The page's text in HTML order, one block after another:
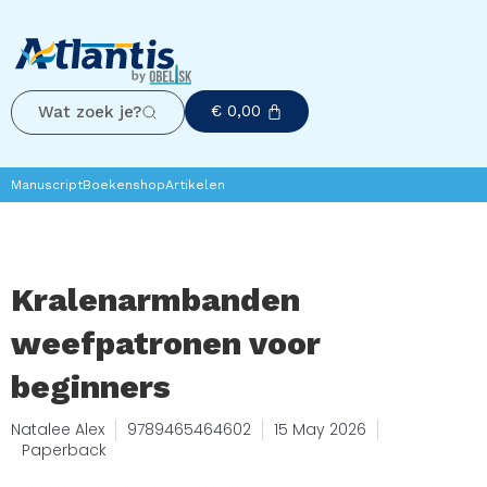
Wat zoek je? € 0,00
ManuscriptBoekenshopArtikelen
Kralenarmbanden
weefpatronen voor
beginners
Natalee Alex 9789465464602
15 May 2026
Paperback